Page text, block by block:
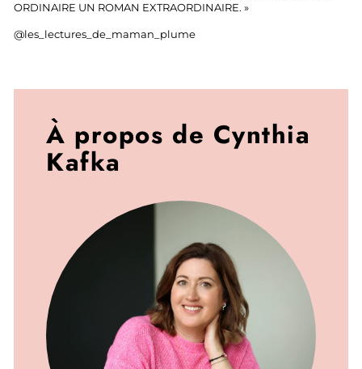
ORDINAIRE UN ROMAN EXTRAORDINAIRE. »
@les_lectures_de_maman_plume
À propos de Cynthia
Kafka